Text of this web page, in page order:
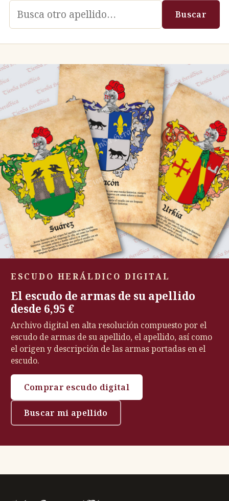
Apellido
Buscar
ESCUDO HERÁLDICO DIGITAL
El escudo de armas de su apellido
desde 6,95 €
Archivo digital en alta resolución compuesto por el
escudo de armas de su apellido, el apellido, así como
el origen y descripción de las armas portadas en el
escudo.
Comprar escudo digital
Buscar mi apellido